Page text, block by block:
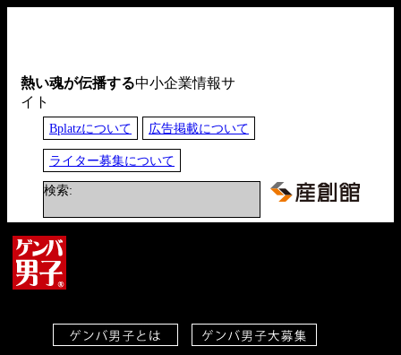
熱い魂が伝播する中小企業情報サ
イト
Bplatzについて 広告掲載について
ライター募集について
検索: